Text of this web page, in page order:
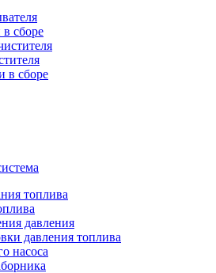
сборе
в сборе
топлива
давления
давления топлива
насоса